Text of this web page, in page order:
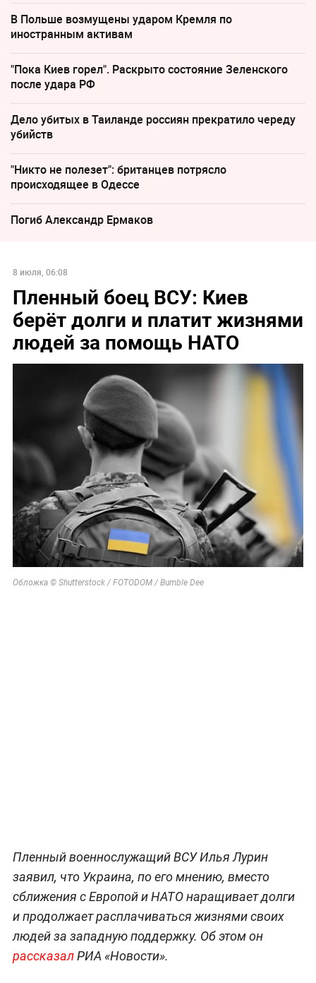
В Польше возмущены ударом Кремля по
иностранным активам
"Пока Киев горел". Раскрыто состояние Зеленского
после удара РФ
Дело убитых в Таиланде россиян прекратило череду
убийств
"Никто не полезет": британцев потрясло
происходящее в Одессе
Погиб Александр Ермаков
8 июля, 06:08
Пленный боец ВСУ: Киев
берёт долги и платит жизнями
людей за помощь НАТО
Обложка © Shutterstock / FOTODOM / Bumble Dee
Пленный военнослужащий ВСУ Илья Лурин
заявил, что Украина, по его мнению, вместо
сближения с Европой и НАТО наращивает долги
и продолжает расплачиваться жизнями своих
людей за западную поддержку. Об этом он
рассказалРИА «Новости».